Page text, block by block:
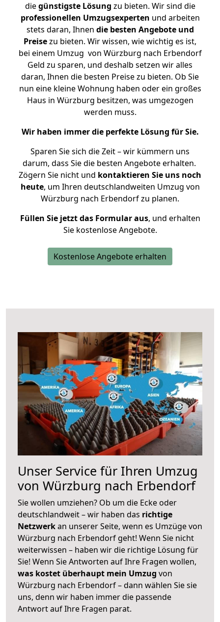
diegünstigste Lösung zu bieten. Wir sind die
professionellen Umzugsexperten und arbeiten
stets daran, Ihnen die besten Angebote und
Preisezu bieten. Wir wissen, wie wichtig es ist,
bei einem Umzug von Würzburg nach Erbendorf
Geld zu sparen, und deshalb setzen wir alles
daran, Ihnen die besten Preise zu bieten. Ob Sie
nun eine kleine Wohnung haben oder ein großes
Haus in Würzburg besitzen, was umgezogen
werden muss.
Wir haben immer die perfekte Lösung für Sie.
Sparen Sie sich die Zeit – wir kümmern uns
darum, dass Sie die besten Angebote erhalten.
Zögern Sie nicht und kontaktieren Sie uns noch
heute, um Ihren deutschlandweiten Umzug von
Würzburg nach Erbendorf zu planen.
Füllen Sie jetzt das Formular aus, und erhalten
Sie kostenlose Angebote.
Kostenlose Angebote erhalten
Unser Service für Ihren Umzug
von Würzburg nach Erbendorf
Sie wollen umziehen? Ob um die Ecke oder
deutschlandweit – wir haben das richtige
Netzwerkan unserer Seite, wenn es Umzüge von
Würzburg nach Erbendorf geht! Wenn Sie nicht
weiterwissen – haben wir die richtige Lösung für
Sie! Wenn Sie Antworten auf Ihre Fragen wollen,
was kostet überhaupt mein Umzug von
Würzburg nach Erbendorf – dann wählen Sie sie
uns, denn wir haben immer die passende
Antwort auf Ihre Fragen parat.